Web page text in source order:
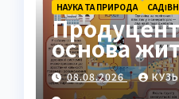
НАУКА ТА ПРИРОДА
основа
Землі:
08.08.2026